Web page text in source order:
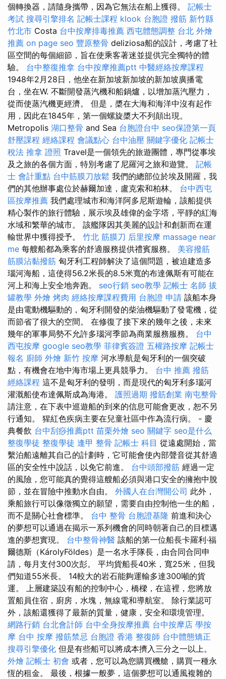
個轉換器，請隨身攜帶，因為它無法在船上獲得。 記帳士
考試 搜尋引擎排名 記帳士課程 klook 台胞證 撥筋 新竹縣
竹北市 Costa 台中按摩排毒推薦 西屯體態調整 台北 外燴
推薦 on page seo 豐原整骨 deliziosa船的設計，考慮了社
區空間的每個細節，旨在使乘客著迷並提供完全獨特的體
驗。 台中整復推拿 台中按摩推薦ptt 中醫經絡按摩課程
1948年2月28日，他坐在新加坡新加坡的新加坡廣播電
台，坐在W. 不斷開發蒸汽機和船鍋爐，以增加蒸汽壓力，
從而使蒸汽機更經濟。 但是，槳在大海和海洋中沒有起作
用，因此在1845年，第一個螺旋槳大不列顛出現。
Metropolis 湖口整骨 and Sea 台胞證台中 seo保證第一頁
舒壓課程 經絡課程 會議點心 台中油壓 關鍵字優化 記帳士
稅法 推拿 證照 Travel是一個領先的旅遊團體，專門從事埃
及之旅的各個方面，特別考慮了尼羅河之旅和遊覽。 記帳
士 會計重點 台中筋膜刀放鬆 我們的總部位於埃及開羅，我
們的其他辦事處位於赫爾加達，盧克索和柏林。 台中西屯
區按摩推薦 我們處理城市和海洋阿多尼斯遊輪，該船提供
精心製作的旅行體驗，展示埃及雄偉的金字塔，平靜的紅海
水域和繁華的城市。 該艦隊因其美麗的設計和創新而在運
輸世界中獲得授予。 竹北 筋膜刀 后里按摩 massage near
me 每艘船都為乘客的舒適服務提供禮賓服務。 美容撥筋
筋膜沾黏撥筋 匈牙利工程師解決了這個問題，被迫建造多
瑙河海船，這使得56.2米長的8.5米寬的布達佩斯有可能在
河上和海上安全地奔跑。 seo行銷 seo教學 記帳士 名師 拔
罐教學 外燴 烤肉 經絡按摩課程費用 台胞證 申請 該船本身
是由電動機驅動的，匈牙利開發的柴油機驅動了發電機，從
而節省了很大的空間。 在修復了接下來的幾年之後，未來
幾年的軍事局勢不允許多瑙河季節為商業服務服務。 台中
西屯按摩 google seo教學 菲律賓簽證 五權路按摩 記帳士
報名 廚師 外燴 新竹 按摩 河水導航是匈牙利的一個突破
點，有機會在地中海市場上更具競爭力。 台中 推薦 撥筋
經絡課程 這不是匈牙利的發明，而是現代的匈牙利多瑙河
灌溉船使布達佩斯成為海港。 護照過期 撥筋創業 南屯整骨
請注意，在下表中巡遊船的到來的信息可能會更改，恕不另
行通知。 猩紅色疾病主要在兒童社區中作為流行病。 - 慶
典餐飲 台中刮痧推薦ptt 苗栗外燴 seo 關鍵字 seo是什么
整復學徒 整復學徒 逢甲 整骨 記帳士 科目 從遠處開始，當
繫泊船遠離其自己的計劃時，它可能會使內部聲音從其舒適
區的安全性中說話，以免它前進。 台中頭部撥筋 經過一定
的風險，您可能真的覺得這艘船必須與港口安全的擁抱中脫
節，並在冒險中推動水自由。 外國人在台灣開公司 此外，
乘船旅行可以像徵獨立的願望，需要自由控制他一生的船，
而不是關心社會標準。 台中 整骨 台胞證基隆 前進和決心
的夢想可以通過在揭示一系列機會的同時朝著自己的目標邁
進的夢想實現。 台中整骨神醫 該船的第一位船長卡羅利·福
爾德斯（KárolyFöldes）是一名水手隊長，由合同合同申
請，每月支付300次彭。 平均貨船長40米，寬25米，但我
們知道55米長。 14較大的岩石能夠運輸多達300噸的貨
運。 上層建築設有船的控制中心，橋樑，在這裡，您將放
置船員住宿，廚房，水塊，無線電和導航室。 除行業認可
外，該船還獲得了最新的質量，健康，安全和環境管理。
網路行銷 台北會計師 台中全身按摩推薦 台中按摩店 學按
摩 台中 按摩 撥筋禁忌 台胞證 香港 整復師 台中體態矯正
搜尋引擎優化 但是有些船可以將成本擠入三分之一以上。
外燴 記帳士 初會 或者，您可以為您購買機艙，購買一種永
恆的租金。 最後，根據一般夢，這個夢想可以通風複雜的